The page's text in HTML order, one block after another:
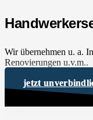
Wir übernehmen u. a.
Renovierungen u.v.m..
jetzt